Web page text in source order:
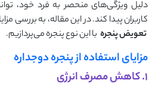
دلیل ویژگی‌های منحصر به فرد خود،
کاربران پیدا کند. در این مقاله، به بررسی
تعویض پنجره‌ با این نوع پنجره می‌پردازیم.
مزایای استفاده از پنجره دوجداره
۱. کاهش مصرف انرژی